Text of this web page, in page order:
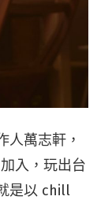
人萬志軒，
入，玩出台
是以 chill